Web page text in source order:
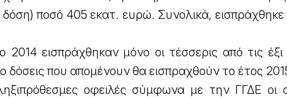
ποσό 405 εκατ. ευρώ. Συνολικά, εισπράχθηκε
2014 εισπράχθηκαν μόνο οι τέσσερις από τις έξι
δόσεις που απομένουν θα εισπραχθούν το έτος
οφειλές σύμφωνα με την ΓΓΔΕ οι